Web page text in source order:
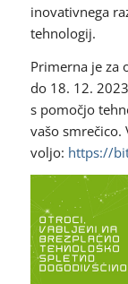
inovativnega
tehnologij.
Primerna je za
do 18. 12.
s pomočjo
vašo smrečico.
voljo: https://